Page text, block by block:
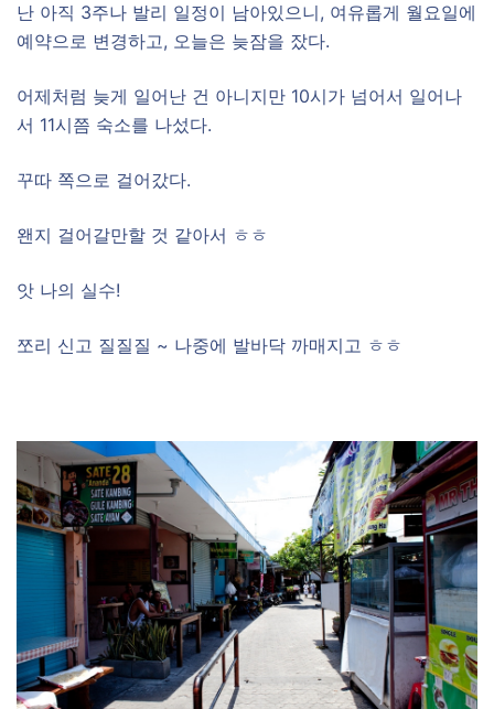
난 아직 3주나 발리 일정이 남아있으니, 여유롭게 월요일에
예약으로 변경하고, 오늘은 늦잠을 잤다.
어제처럼 늦게 일어난 건 아니지만 10시가 넘어서 일어나
서 11시쯤 숙소를 나섰다.
꾸따 쪽으로 걸어갔다.
왠지 걸어갈만할 것 같아서 ㅎㅎ
앗 나의 실수!
쪼리 신고 질질질 ~ 나중에 발바닥 까매지고 ㅎㅎ